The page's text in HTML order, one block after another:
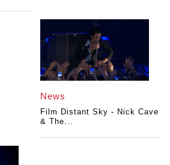
News
Film Distant Sky - Nick Cave
& The...